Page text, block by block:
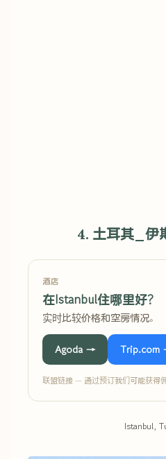
4. 土耳其_伊
酒店
在Istanbul住哪里好?
实时比较价格和空房情况。
Agoda → Trip.com
联盟链接 — 通过预订我们可能获得
Istanbul,